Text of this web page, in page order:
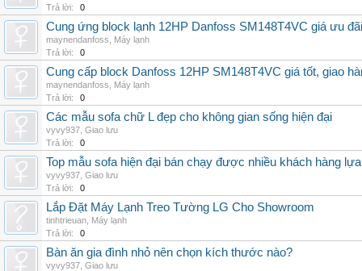
Trả lời:
0
Cung ứng block lạnh 12HP Danfoss SM148T4VC giá ưu
maynendanfoss
Máy lạnh
Trả lời:
0
Cung cấp block Danfoss 12HP SM148T4VC giá tốt, giao
maynendanfoss
Máy lạnh
Trả lời:
0
Các mẫu sofa chữ L đẹp cho không gian sống hiện đại
vyvy937 Giao lưu
Trả lời:
0
Top mẫu sofa hiện đại bán chạy được nhiều khách hàng
vyvy937 Giao lưu
Trả lời:
0
Lắp Đặt Máy Lạnh Treo Tường LG Cho Showroom
tinhtrieuan Máy lạnh
Trả lời:
0
Bàn ăn gia đình nhỏ nên chọn kích thước nào?
vyvy937 Giao lưu